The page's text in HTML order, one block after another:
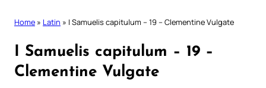
Home » Latin » I Samuelis capitulum – 19 – Clementine Vulgate
I Samuelis capitulum – 19 –
Clementine Vulgate